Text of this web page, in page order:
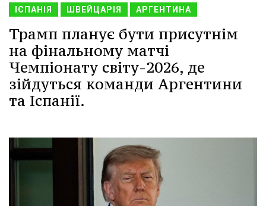
ІСПАНІЯ ШВЕЙЦАРІЯ АРГЕНТИНА
Трамп планує бути присутнім
на фінальному матчі
Чемпіонату світу-2026, де
зійдуться команди Аргентини
та Іспанії.